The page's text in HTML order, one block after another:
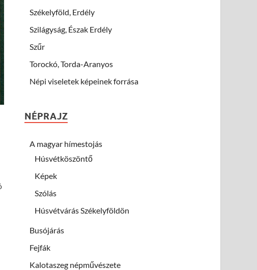
Székelyföld, Erdély
Szilágyság, Észak Erdély
Szűr
Torockó, Torda-Aranyos
Népi viseletek képeinek forrása
NÉPRAJZ
A magyar hímestojás
Húsvétköszöntő
Képek
Szólás
Húsvétvárás Székelyföldön
Busójárás
Fejfák
Kalotaszeg népművészete